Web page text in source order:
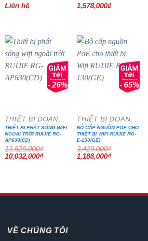
Liên hệ 1,578,000₫
- 26%
THIẾT BỊ DOANH NGHIỆP
THIẾT BỊ PHÁT SÓNG WIFI
NGOÀI TRỜI RUIJIE RG-
AP630(CD)
13,629,000₫
Giá
gốc
10,032,000₫Giá
- 65%
THIẾT BỊ DOANH NGHIỆP
BỘ CẤP NGUỒN POE CHO
THIẾT BỊ WIFI RUIJIE RG-
E-130(GE)
3,429,000₫
Giá
gốc
1,188,000₫Giá
VỀ CHÚNG TÔI